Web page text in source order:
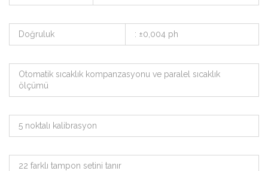
Doğruluk : ±0,004 ph
Otomatik sıcaklık kompanzasyonu ve paralel sıcaklık
ölçümü
5 noktalı kalibrasyon
22 farklı tampon setini tanır